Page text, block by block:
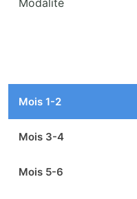
Modalité
Mois 1-2
Mois 3-4
Mois 5-6